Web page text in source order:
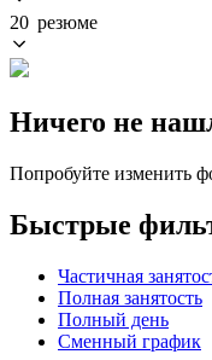
20 резюме
Ничего не
Попробуйте изменить
Быстрые
Частичная
Полная занятость
Полный день
Сменный график